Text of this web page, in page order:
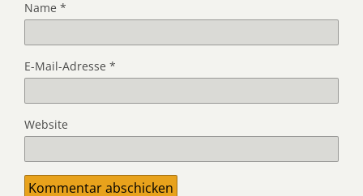
Name *
E-Mail-Adresse *
Website